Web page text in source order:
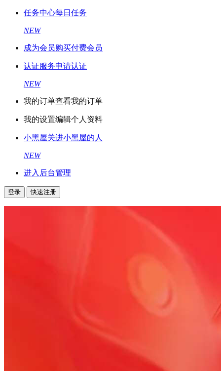
任务中心每日任务
NEW
成为会员购买付费会员
认证服务申请认证
NEW
我的订单查看我的订单
我的设置编辑个人资料
小黑屋关进小黑屋的人
NEW
进入后台管理
登录 快速注册